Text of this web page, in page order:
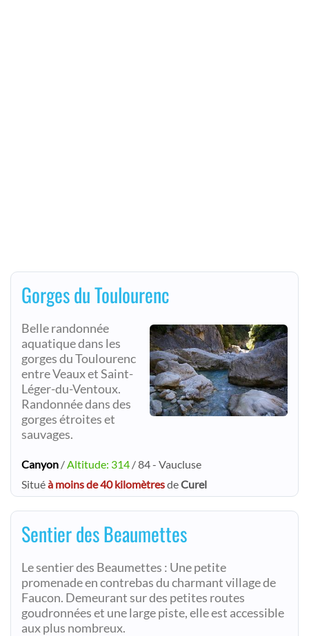
Gorges du Toulourenc
Belle randonnée
aquatique dans les
gorges du Toulourenc
entre Veaux et Saint-
Léger-du-Ventoux.
Randonnée dans des
gorges étroites et
sauvages.
Canyon /Altitude: 314 / 84 - Vaucluse
Situéà moins de 40 kilomètresdeCurel
Sentier des Beaumettes
Le sentier des Beaumettes : Une petite
promenade en contrebas du charmant village de
Faucon. Demeurant sur des petites routes
goudronnées et une large piste, elle est accessible
aux plus nombreux.